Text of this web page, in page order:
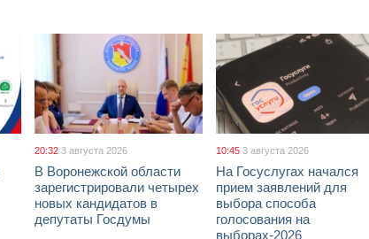
20:32 3 августа 2026
В Воронежской области
зарегистрировали четырех
новых кандидатов в
депутаты Госдумы
10:45 3 августа 2026
На Госуслугах начался
прием заявлений для
выбора способа
голосования на
выборах-2026